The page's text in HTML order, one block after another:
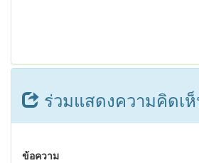
ร่วมแสดงความคิดเ
ข้อความ